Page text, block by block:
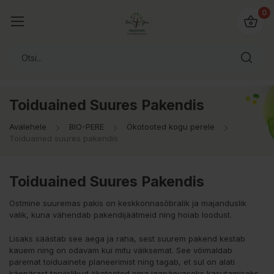
0
Toiduained Suures Pakendis
Avalehele BIO-PERE
Ökotooted kogu perele
Toiduained suures pakendis
Toiduained Suures Pakendis
Ostmine suuremas pakis on keskkonnasõbralik ja majanduslik
valik, kuna vähendab pakendijäätmeid ning hoiab loodust.
Lisaks säästab see aega ja raha, sest suurem pakend kestab
kauem ning on odavam kui mitu väiksemat. See võimaldab
paremat toiduainete planeerimist ning tagab, et sul on alati